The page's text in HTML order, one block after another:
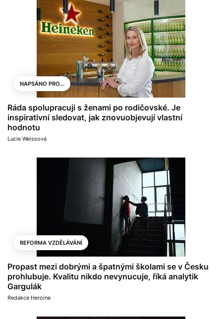
NAPSÁNO PRO...
Ráda spolupracuji s ženami po rodičovské. Je
inspirativní sledovat, jak znovuobjevují vlastní
hodnotu
Lucie Weissová
REFORMA VZDĚLÁVÁNÍ
Propast mezi dobrými a špatnými školami se v Česku
prohlubuje. Kvalitu nikdo nevynucuje, říká analytik
Gargulák
Redakce Heroine